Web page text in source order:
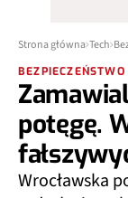
Strona główna Tech
BEZPIECZEŃSTWO
potęgę.
Wrocławska